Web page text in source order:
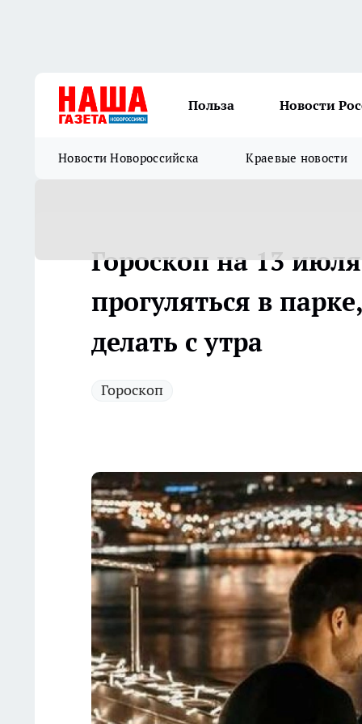
Польза Новости
Новости Новороссийска Краевые новости
Гороскоп на 13
прогуляться в
делать с утра
Гороскоп